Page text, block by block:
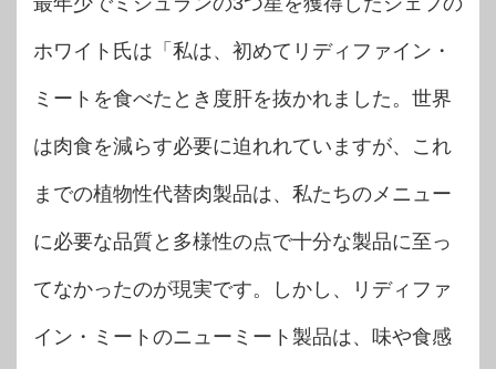
ホワイト氏は「私は、初めてリディファイン・
ミートを食べたとき度肝を抜かれました。世界
は肉食を減らす必要に迫れれていますが、これ
までの植物性代替肉製品は、私たちのメニュー
に必要な品質と多様性の点で十分な製品に至っ
てなかったのが現実です。しかし、リディファ
イン・ミートのニューミート製品は、味や食感